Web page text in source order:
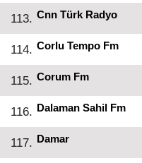
113. Cnn Türk Radyo
114. Corlu Tempo Fm
115. Corum Fm
116. Dalaman Sahil Fm
117. Damar